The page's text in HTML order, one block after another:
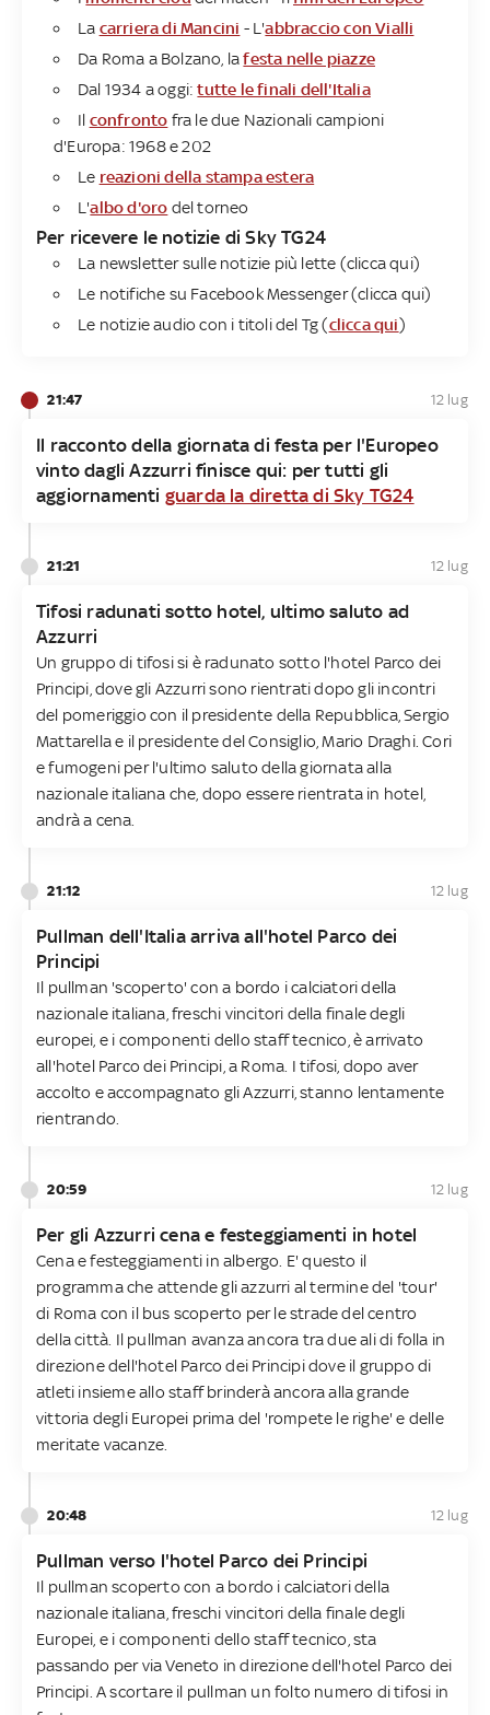
La carriera di Mancini - L'abbraccio con Vialli
Da Roma a Bolzano, lafesta nelle piazze
Dal 1934 a oggi:tutte le finali dell'Italia
Il confronto fra le due Nazionali campioni
d'Europa: 1968 e 202
Le reazioni della stampa estera
L'albo d'oro del torneo
Per ricevere le notizie di Sky TG24
La newsletter sulle notizie più lette (clicca qui)
Le notifiche su Facebook Messenger (clicca qui)
Le notizie audio con i titoli del Tg (clicca qui)
21:47 12 lug
Il racconto della giornata di festa per l'Europeo
vinto dagli Azzurri finisce qui: per tutti gli
aggiornamenti guarda la diretta di Sky TG24
21:21 12 lug
Tifosi radunati sotto hotel, ultimo saluto ad
Azzurri
Un gruppo di tifosi si è radunato sotto l'hotel Parco dei
Principi, dove gli Azzurri sono rientrati dopo gli incontri
del pomeriggio con il presidente della Repubblica, Sergio
Mattarella e il presidente del Consiglio, Mario Draghi. Cori
e fumogeni per l'ultimo saluto della giornata alla
nazionale italiana che, dopo essere rientrata in hotel,
andrà a cena.
21:12 12 lug
Pullman dell'Italia arriva all'hotel Parco dei
Principi
Il pullman 'scoperto' con a bordo i calciatori della
nazionale italiana, freschi vincitori della finale degli
europei, e i componenti dello staff tecnico, è arrivato
all'hotel Parco dei Principi, a Roma. I tifosi, dopo aver
accolto e accompagnato gli Azzurri, stanno lentamente
rientrando.
20:59 12 lug
Per gli Azzurri cena e festeggiamenti in hotel
Cena e festeggiamenti in albergo. E' questo il
programma che attende gli azzurri al termine del 'tour'
di Roma con il bus scoperto per le strade del centro
della città. Il pullman avanza ancora tra due ali di folla in
direzione dell'hotel Parco dei Principi dove il gruppo di
atleti insieme allo staff brinderà ancora alla grande
vittoria degli Europei prima del 'rompete le righe' e delle
meritate vacanze.
20:48 12 lug
Pullman verso l'hotel Parco dei Principi
Il pullman scoperto con a bordo i calciatori della
nazionale italiana, freschi vincitori della finale degli
Europei, e i componenti dello staff tecnico, sta
passando per via Veneto in direzione dell'hotel Parco dei
Principi. A scortare il pullman un folto numero di tifosi in